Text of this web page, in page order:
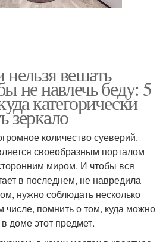
вешать
не навлечь беду: 5
категорически
зеркало
количество суеверий.
своеобразным порталом
миром. И чтобы вся
в последнем, не навредила
нужно соблюдать несколько
помнить о том, куда можно
доме этот предмет.